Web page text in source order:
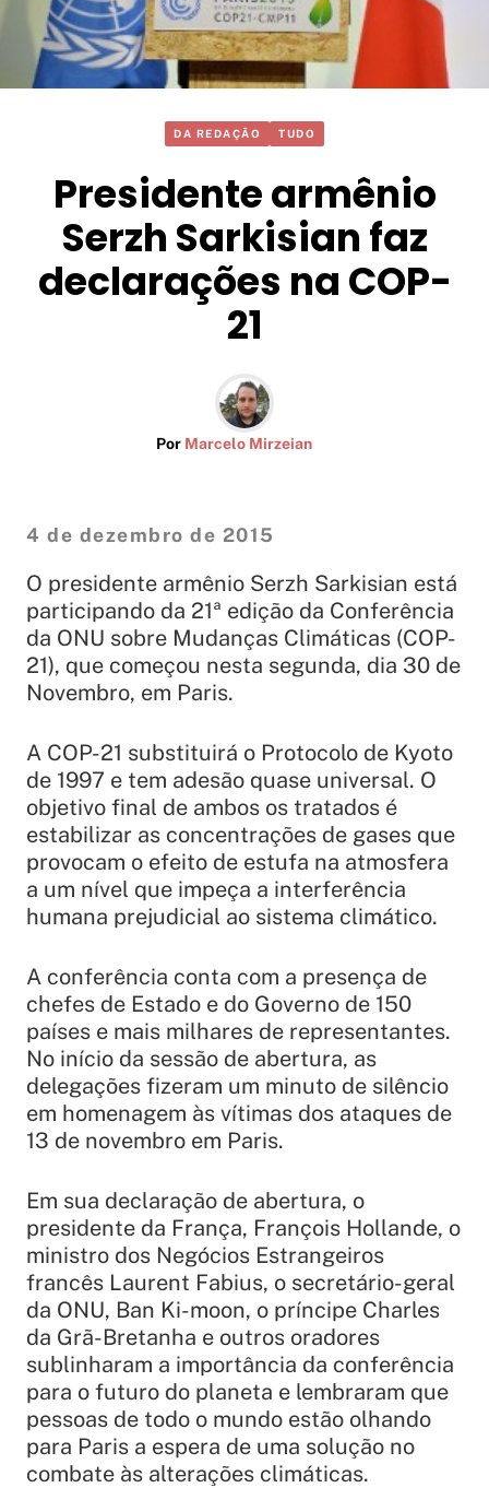
DA REDAÇÃO TUDO
Presidente armênio
Serzh Sarkisian faz
declarações na COP-
21
Por Marcelo Mirzeian
4 de dezembro de 2015
O presidente armênio Serzh Sarkisian está
participando da 21ª edição da Conferência
da ONU sobre Mudanças Climáticas (COP-
21), que começou nesta segunda, dia 30 de
Novembro, em Paris.
A COP-21 substituirá o Protocolo de Kyoto
de 1997 e tem adesão quase universal. O
objetivo final de ambos os tratados é
estabilizar as concentrações de gases que
provocam o efeito de estufa na atmosfera
a um nível que impeça a interferência
humana prejudicial ao sistema climático.
A conferência conta com a presença de
chefes de Estado e do Governo de 150
países e mais milhares de representantes.
No início da sessão de abertura, as
delegações fizeram um minuto de silêncio
em homenagem às vítimas dos ataques de
13 de novembro em Paris.
Em sua declaração de abertura, o
presidente da França, François Hollande, o
ministro dos Negócios Estrangeiros
francês Laurent Fabius, o secretário-geral
da ONU, Ban Ki-moon, o príncipe Charles
da Grã-Bretanha e outros oradores
sublinharam a importância da conferência
para o futuro do planeta e lembraram que
pessoas de todo o mundo estão olhando
para Paris a espera de uma solução no
combate às alterações climáticas.